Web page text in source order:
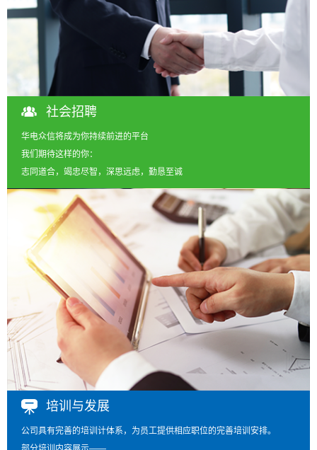
社会招聘
华电众信将成为你持续前进的平台
我们期待这样的你：
志同道合，竭忠尽智，深思远虑，勤恳至诚
培训与发展
公司具有完善的培训计体系，为员工提供相应职位的完善培训安排。